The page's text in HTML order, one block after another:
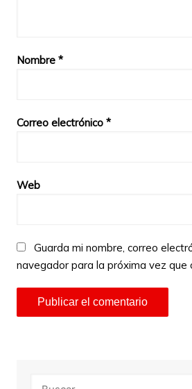
Nombre *
Correo electrónico *
Web
Guarda mi nombre, correo
navegador para la próxima vez que